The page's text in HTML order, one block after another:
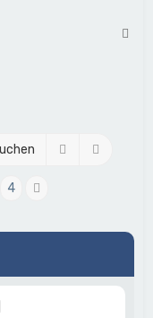
Suche
4